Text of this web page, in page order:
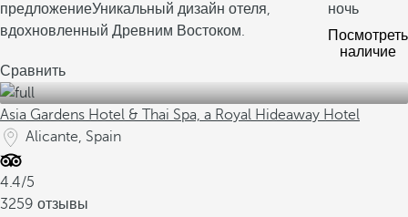
предложениеУникальный дизайн отеля,
вдохновленный Древним Востоком.
ночь
Посмотреть
наличие
Сравнить
Asia Gardens Hotel & Thai Spa, a Royal Hideaway Hotel
Alicante, Spain
4.4/5
3259 отзывы